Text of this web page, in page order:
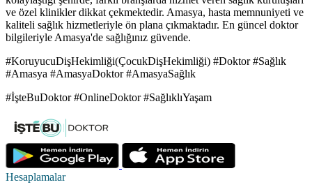
ve özel klinikler dikkat çekmektedir. Amasya, hasta memnuniyeti ve
kaliteli sağlık hizmetleriyle ön plana çıkmaktadır. En güncel doktor
bilgileriyle Amasya'de sağlığınız güvende.
#KoruyucuDişHekimliği(ÇocukDişHekimliği) #Doktor #Sağlık
#Amasya #AmasyaDoktor #AmasyaSağlık
#İşteBuDoktor #OnlineDoktor #SağlıklıYaşam
Hesaplamalar